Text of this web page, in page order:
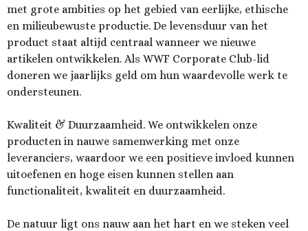
met grote ambities op het gebied van eerlijke, ethische
en milieubewuste productie. De levensduur van het
product staat altijd centraal wanneer we nieuwe
artikelen ontwikkelen. Als WWF Corporate Club-lid
doneren we jaarlijks geld om hun waardevolle werk te
ondersteunen.
Kwaliteit & Duurzaamheid. We ontwikkelen onze
producten in nauwe samenwerking met onze
leveranciers, waardoor we een positieve invloed kunnen
uitoefenen en hoge eisen kunnen stellen aan
functionaliteit, kwaliteit en duurzaamheid.
De natuur ligt ons nauw aan het hart en we steken veel